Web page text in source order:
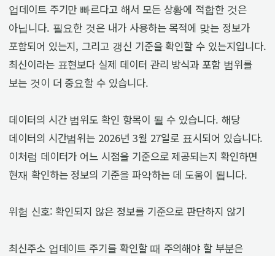
업데이트 주기만 빠르다고 해서 모든 상황에 적합한 것은
아닙니다. 필요한 것은 내가 사용하는 목적에 맞는 정보가
포함되어 있는지, 그리고 갱신 기준을 확인할 수 있는지입니다.
최신이라는 표현보다 실제 데이터 관리 방식과 포함 범위를
보는 것이 더 중요할 수 있습니다.
데이터의 시간 범위도 확인 항목이 될 수 있습니다. 해당
데이터의 시간범위는 2026년 3월 27일로 표시되어 있습니다.
이처럼 데이터가 어느 시점을 기준으로 제공되는지 확인하면
현재 확인하는 정보의 기준을 파악하는 데 도움이 됩니다.
위험 신호: 확인되지 않은 정보를 기준으로 판단하지 않기
최신주소 업데이트 주기를 확인할 때 주의해야 할 부분은